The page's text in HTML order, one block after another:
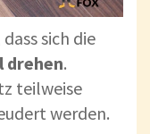
sich die
drehen.
teilweise
werden.